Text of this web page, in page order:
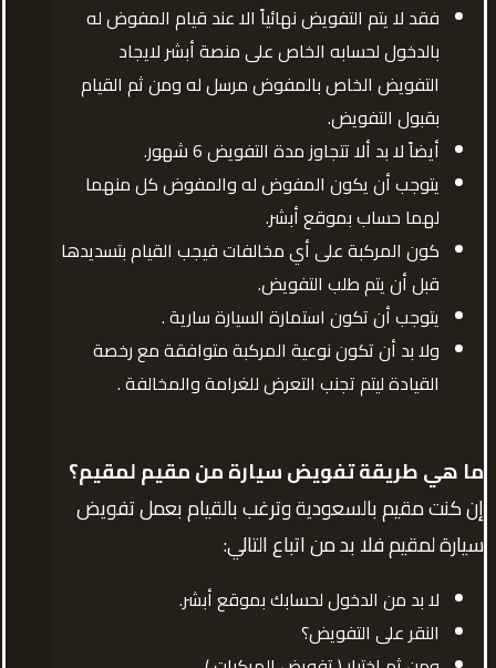
فقد لا يتم التفويض نهائياً الا عند قيام المفوض له
بالدخول لحسابه الخاص على منصة أبشر لايجاد
التفويض الخاص بالمفوض مرسل له ومن ثم القيام
بقبول التفويض.
أيضاً لا بد ألا تتجاوز مدة التفويض 6 شهور.
يتوجب أن يكون المفوض له والمفوض كل منهما
لهما حساب بموقع أبشر.
كون المركبة على أي مخالفات فيجب القيام بتسديدها
قبل أن يتم طلب التفويض.
يتوجب أن تكون استمارة السيارة سارية .
ولا بد أن تكون نوعية المركبة متوافقة مع رخصة
القيادة ليتم تجنب التعرض للغرامة والمخالفة .
ما هي طريقة تفويض سيارة من مقيم لمقيم؟
إن كنت مقيم بالسعودية وترغب بالقيام بعمل تفويض
سيارة لمقيم فلا بد من اتباع التالي:
لا بد من الدخول لحسابك بموقع أبشر.
النقر على التفويض؟